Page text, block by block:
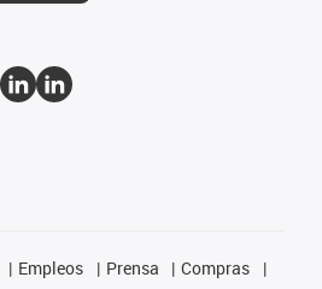
Empleos Prensa
Compras